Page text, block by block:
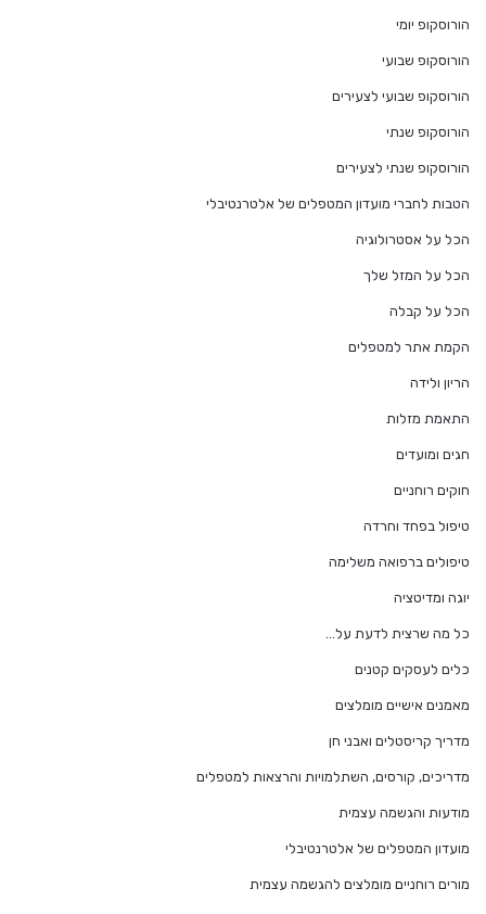
הורוסקופ יומי
הורוסקופ שבועי
הורוסקופ שבועי לצעירים
הורוסקופ שנתי
הורוסקופ שנתי לצעירים
הטבות לחברי מועדון המטפלים של אלטרנטיבלי
הכל על אסטרולוגיה
הכל על המזל שלך
הכל על קבלה
הקמת אתר למטפלים
הריון ולידה
התאמת מזלות
חגים ומועדים
חוקים רוחניים
טיפול בפחד וחרדה
טיפולים ברפואה משלימה
יוגה ומדיטציה
כל מה שרצית לדעת על…
כלים לעסקים קטנים
מאמנים אישיים מומלצים
מדריך קריסטלים ואבני חן
מדריכים, קורסים, השתלמויות והרצאות למטפלים
מודעות והגשמה עצמית
מועדון המטפלים של אלטרנטיבלי
מורים רוחניים מומלצים להגשמה עצמית